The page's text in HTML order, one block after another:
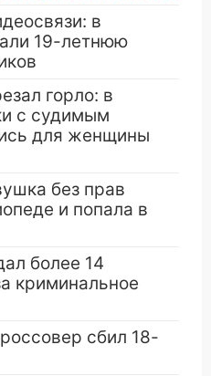
в
19-летнюю
горло: в
с судимым
для женщины
без прав
и попала в
более 14
криминальное
сбил 18-